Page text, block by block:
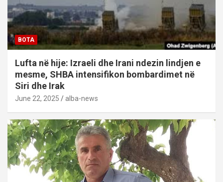
BOTA
Lufta në hije: Izraeli dhe Irani ndezin lindjen e
mesme, SHBA intensifikon bombardimet në
Siri dhe Irak
June 22, 2025 alba-news